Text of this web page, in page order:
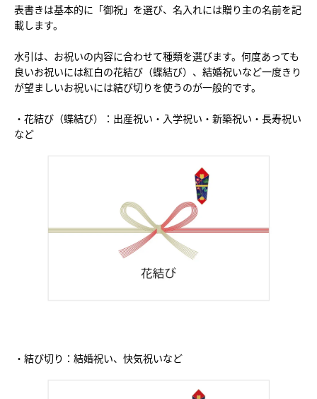
表書きは基本的に「御祝」を選び、名入れには贈り主の名前を記
載します。
水引は、お祝いの内容に合わせて種類を選びます。何度あっても
良いお祝いには紅白の花結び（蝶結び）、結婚祝いなど一度きり
が望ましいお祝いには結び切りを使うのが一般的です。
・花結び（蝶結び）：出産祝い・入学祝い・新築祝い・長寿祝い
など
・結び切り：結婚祝い、快気祝いなど